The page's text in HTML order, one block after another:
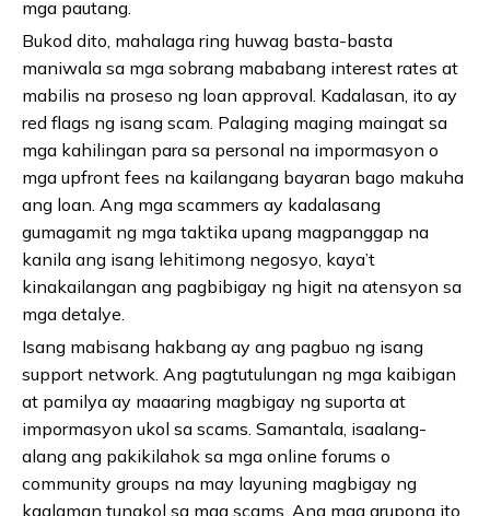
mga pautang.
Bukod dito, mahalaga ring huwag basta-basta
maniwala sa mga sobrang mababang interest rates at
mabilis na proseso ng loan approval. Kadalasan, ito ay
red flags ng isang scam. Palaging maging maingat sa
mga kahilingan para sa personal na impormasyon o
mga upfront fees na kailangang bayaran bago makuha
ang loan. Ang mga scammers ay kadalasang
gumagamit ng mga taktika upang magpanggap na
kanila ang isang lehitimong negosyo, kaya’t
kinakailangan ang pagbibigay ng higit na atensyon sa
mga detalye.
Isang mabisang hakbang ay ang pagbuo ng isang
support network. Ang pagtutulungan ng mga kaibigan
at pamilya ay maaaring magbigay ng suporta at
impormasyon ukol sa scams. Samantala, isaalang-
alang ang pakikilahok sa mga online forums o
community groups na may layuning magbigay ng
kaalaman tungkol sa mga scams. Ang mga grupong ito